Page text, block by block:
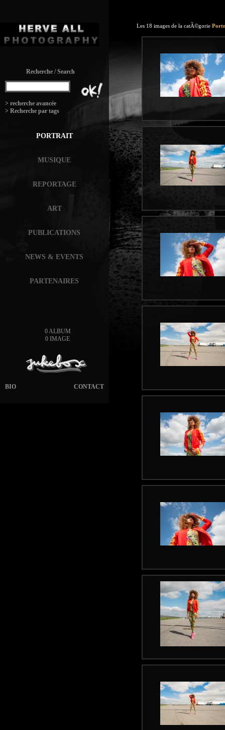
Recherche / Search
> recherche avancée
> Recherche par tags
PORTRAIT
MUSIQUE
REPORTAGE
ART
PUBLICATIONS
NEWS & EVENTS
PARTENAIRES
0 ALBUM
0 IMAGE
CONTACT
BIO
Les 18 images de la catÃ©gorie